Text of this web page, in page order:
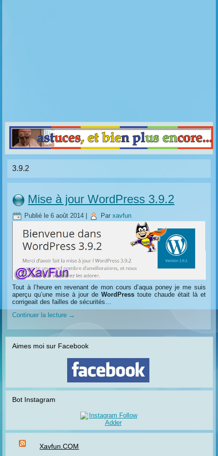
3.9.2
Mise à jour WordPress 3.9.2
Publié le 6 août 2014 Par xavfun
Tout à l’heure en revenant de mon cours d’aqua poney je me suis
aperçu qu’une mise à jour de WordPresstoute chaude était là et
corrigeait des failles de sécurités…
Continuer la lecture →
Aimes moi sur Facebook
Bot Instagram
Xavfun.COM